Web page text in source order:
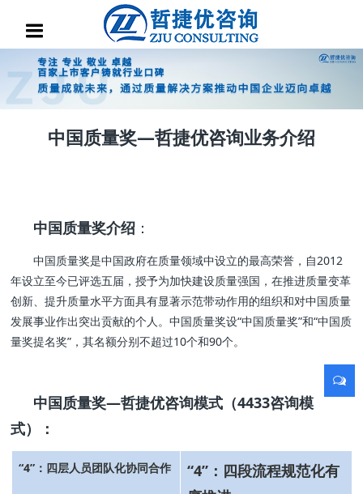
中国质量奖—哲捷优咨询业务介绍
中国质量奖介绍 ：
中国质量奖是中国政府在质量领域中设立的最高荣誉，自2012
年设立至今已评选五届，授予为加快建设质量强国，在推进质量变革
创新、提升质量水平方面具有显著示范带动作用的组织和对中国质量
发展事业作出突出贡献的个人。中国质量奖设“中国质量奖”和“中国质
量奖提名奖”，其名额分别不超过10个和90个。
中国质量奖—哲捷优咨询模式（4433咨询模
式）：
“4”：四层人员团队化协同合作
“4”：四段流程规范化有